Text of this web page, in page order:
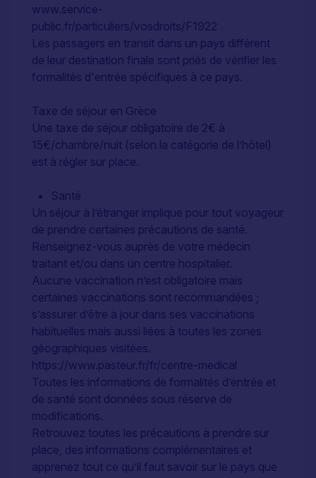
www.service-
public.fr/particuliers/vosdroits/F1922
Les passagers en transit dans un pays différent
de leur destination finale sont priés de vérifier les
formalités d'entrée spécifiques à ce pays.
Taxe de séjour en Grèce
Une taxe de séjour obligatoire de 2€ à
15€/chambre/nuit (selon la catégorie de l’hôtel)
est à régler sur place.
Santé
Un séjour à l’étranger implique pour tout voyageur
de prendre certaines précautions de santé.
Renseignez-vous auprès de votre médecin
traitant et/ou dans un centre hospitalier.
Aucune vaccination n’est obligatoire mais
certaines vaccinations sont recommandées ;
s’assurer d’être à jour dans ses vaccinations
habituelles mais aussi liées à toutes les zones
géographiques visitées.
https://www.pasteur.fr/fr/centre-medical
Toutes les informations de formalités d’entrée et
de santé sont données sous réserve de
modifications.
Retrouvez toutes les précautions à prendre sur
place, des informations complémentaires et
apprenez tout ce qu’il faut savoir sur le pays que